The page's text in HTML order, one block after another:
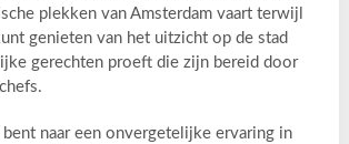
plekken van Amsterdam vaart terwijl
genieten van het uitzicht op de stad
gerechten proeft die zijn bereid door
naar een onvergetelijke ervaring in